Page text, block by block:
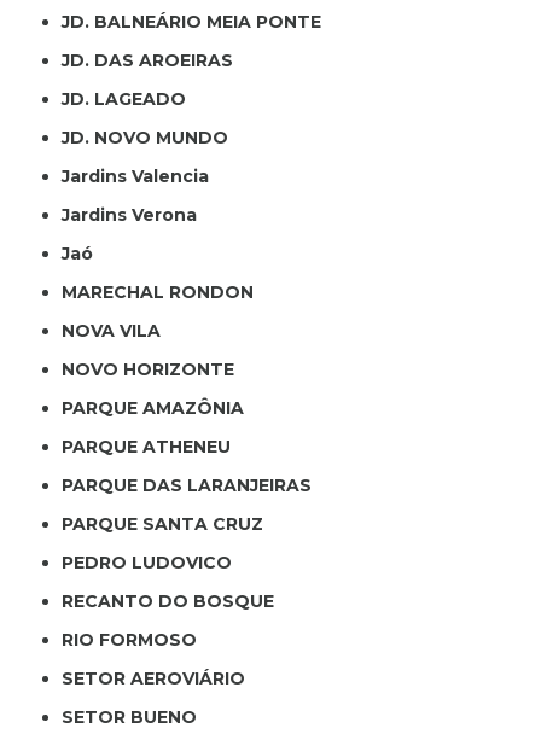
JD. BALNEÁRIO MEIA PONTE
JD. DAS AROEIRAS
JD. LAGEADO
JD. NOVO MUNDO
Jardins Valencia
Jardins Verona
Jaó
MARECHAL RONDON
NOVA VILA
NOVO HORIZONTE
PARQUE AMAZÔNIA
PARQUE ATHENEU
PARQUE DAS LARANJEIRAS
PARQUE SANTA CRUZ
PEDRO LUDOVICO
RECANTO DO BOSQUE
RIO FORMOSO
SETOR AEROVIÁRIO
SETOR BUENO